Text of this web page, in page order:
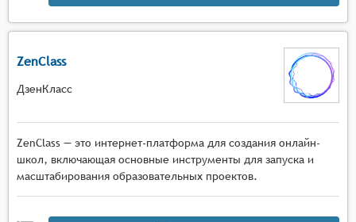
ZenClass
ДзенКласс
ZenClass — это интернет-платформа для создания онлайн-
школ, включающая основные инструменты для запуска и
масштабирования образовательных проектов.